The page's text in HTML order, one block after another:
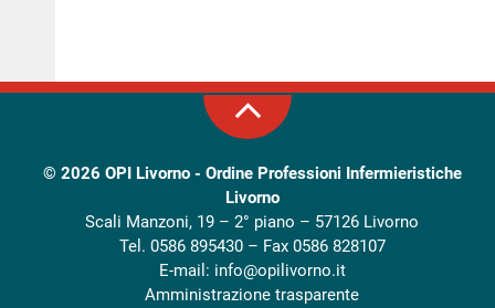
© 2026 OPI Livorno - Ordine Professioni Infermieristiche
Livorno
Scali Manzoni, 19 – 2° piano – 57126 Livorno
Tel. 0586 895430 – Fax 0586 828107
E-mail: info@opilivorno.it
Amministrazione trasparente